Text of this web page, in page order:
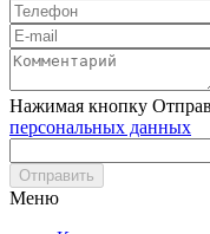
Нажимая кнопку
персональных данных
Отправить
Меню